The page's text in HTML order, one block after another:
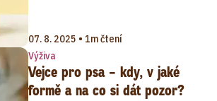
07. 8. 2025 • 1m čtení
Výživa
Vejce pro psa – kdy, v jaké
formě a na co si dát pozor?